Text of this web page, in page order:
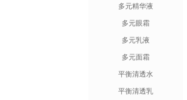
多元精华液
多元眼霜
多元乳液
多元面霜
平衡清透水
平衡清透乳